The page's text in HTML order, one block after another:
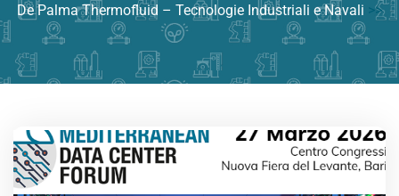
De Palma Thermofluid – Tecnologie Industriali e Navali >>